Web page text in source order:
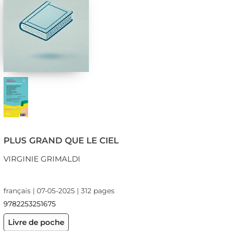
PLUS GRAND QUE LE CIEL
VIRGINIE GRIMALDI
français | 07-05-2025 | 312 pages
9782253251675
Livre de poche